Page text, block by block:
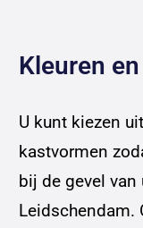
Kleuren
U kunt kiezen
kastvormen
bij de gevel
Leidschendam.